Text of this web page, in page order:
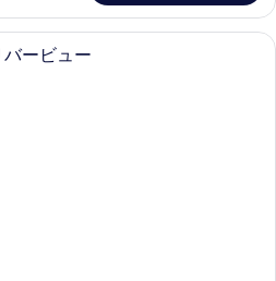
高級寝具、セーフティボックス (室
ービュー